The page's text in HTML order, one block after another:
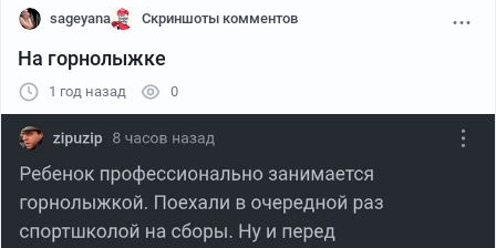
sageyana Скриншоты комментов
На горнолыжке
1 год назад 0